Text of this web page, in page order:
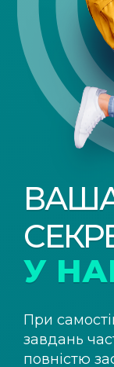
У
При
завдань
повністю